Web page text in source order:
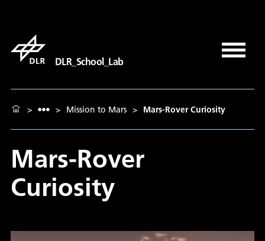
DLR_School_Lab
> > Mission to Mars > Mars-Rover Curiosity
Mars-Rover
Curiosity